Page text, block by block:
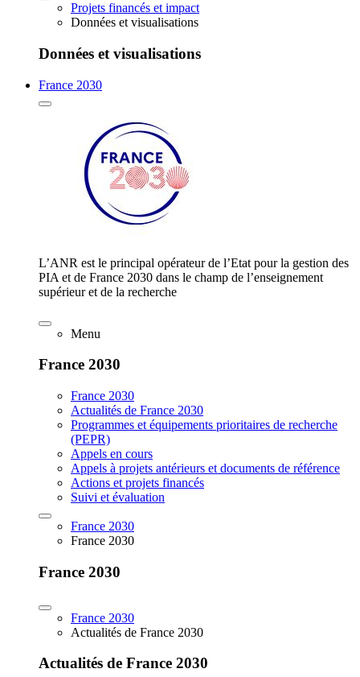
Projets financés et impact
Données et visualisations
Données et visualisations
France 2030
L’ANR est le principal opérateur de l’Etat pour la gestion des
PIA et de France 2030 dans le champ de l’enseignement
supérieur et de la recherche
Menu
France 2030
France 2030
Actualités de France 2030
Programmes et équipements prioritaires de recherche
(PEPR)
Appels en cours
Appels à projets antérieurs et documents de référence
Actions et projets financés
Suivi et évaluation
France 2030
France 2030
France 2030
France 2030
Actualités de France 2030
Actualités de France 2030